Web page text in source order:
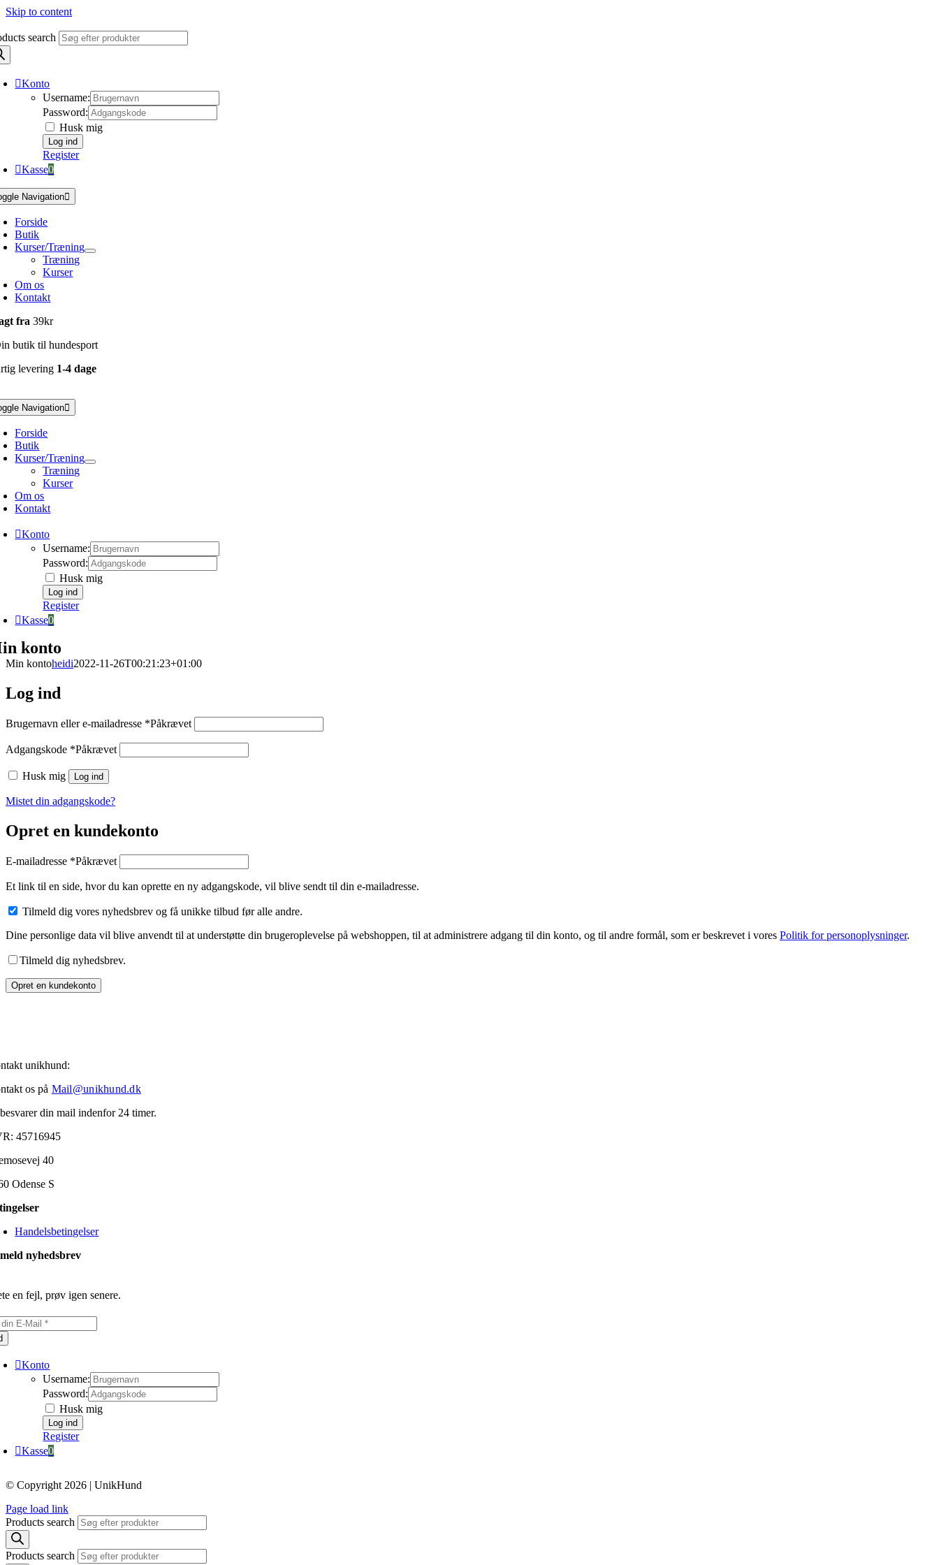
Skip to content
search
Konto
Username:
Password:
Husk mig
Register
Kasse0
Navigation
Forside
Butik
Kurser/Træning
Træning
Kurser
Om os
Kontakt
fra39kr
butik til hundesport
levering 1-4 dage
Navigation
Forside
Butik
Kurser/Træning
Træning
Kurser
Om os
Kontakt
Konto
Username:
Password:
Husk mig
Register
Kasse0
konto
Min kontoheidi2022-11-26T00:21:23+01:00
Log ind
Brugernavn eller e-mailadresse *Påkrævet
Adgangskode *Påkrævet
Husk mig Log ind
Mistet din adgangskode?
Opret en kundekonto
E-mailadresse *Påkrævet
Et link til en side, hvor du kan oprette en ny adgangskode, vil blive sendt til din e-mailadresse.
Tilmeld dig vores nyhedsbrev og få unikke tilbud før alle andre.
Dine personlige data vil blive anvendt til at understøtte din brugeroplevelse på webshoppen, til at administrere adgang til din konto, og til andre formål, som er beskrevet i vores Politik for personoplysninger.
Tilmeld dig nyhedsbrev.
Opret en kundekonto
unikhund:
os på Mail@unikhund.dk
din mail indenfor 24 timer.
45716945
40
Odense S
Handelsbetingelser
nyhedsbrev
en fejl, prøv igen senere.
Konto
Username:
Password:
Husk mig
Register
Kasse0
© Copyright 2026 | UnikHund
Page load link
Products search
Products search